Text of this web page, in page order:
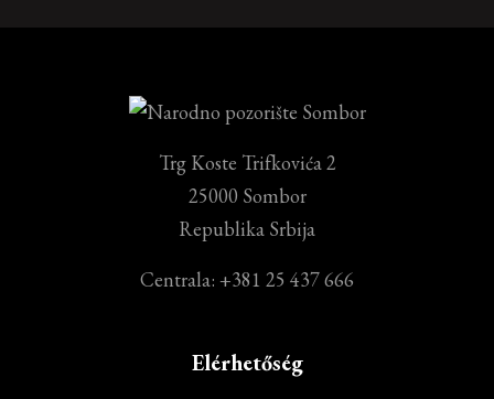
Trg Koste Trifkovića 2
25000 Sombor
Republika Srbija
Centrala: +381 25 437 666
Elérhetőség